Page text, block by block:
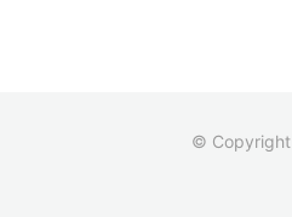
© Copyright